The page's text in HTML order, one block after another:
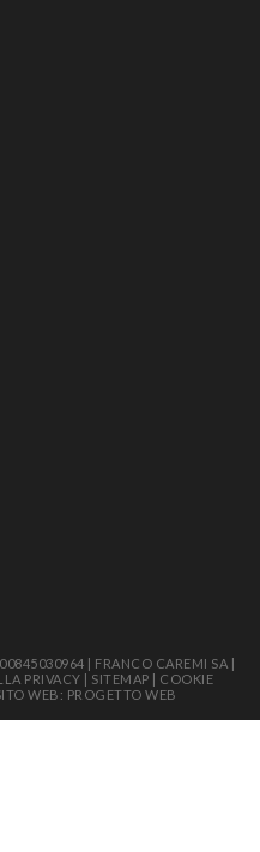
| FRANCO CAREMI SA |
PRIVACY SITEMAP
COOKIE
WEB: PROGETTO WEB